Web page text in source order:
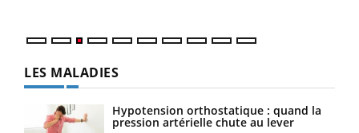
LES MALADIES
Hypotension orthostatique : quand la
pression artérielle chute au lever